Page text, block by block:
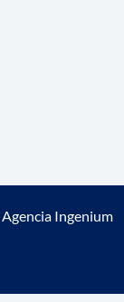
Agencia Ingenium